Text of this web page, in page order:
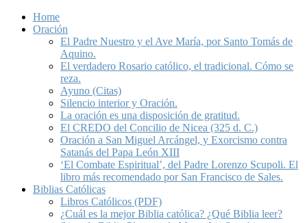
Home
Oración
El Padre Nuestro y el Ave María, por Santo Tomás de
Aquino.
El verdadero Rosario católico, el tradicional. Cómo se
reza.
Ayuno (Citas)
Silencio interior y Oración.
La oración es una disposición de gratitud.
El CREDO del Concilio de Nicea (325 d. C.)
Oración a San Miguel Arcángel, y Exorcismo contra
Satanás del Papa León XIII
‘El Combate Espiritual’, del Padre Lorenzo Scupoli. El
libro más recomendado por San Francisco de Sales.
Biblias Católicas
Libros Católicos (PDF)
¿Cuál es la mejor Biblia católica? ¿Qué Biblia leer?